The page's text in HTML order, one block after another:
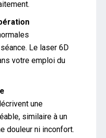
Le laser 6D
votre emploi du
une
similaire à un
douleur ni inconfort.